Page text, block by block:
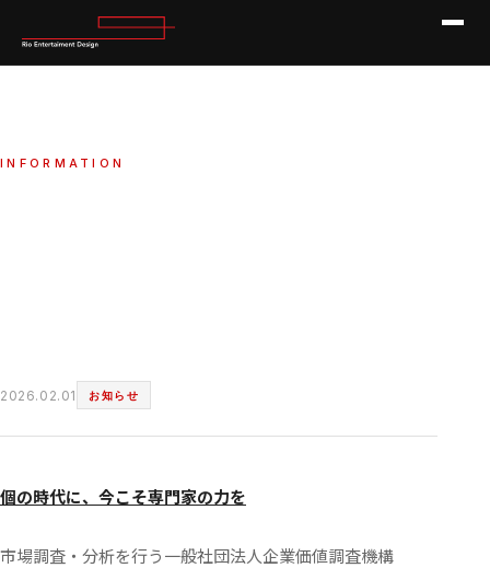
INFORMATION
2026.02.01 お知らせ
個の時代に、今こそ専門家の力を
市場調査・分析を行う一般社団法人企業価値調査機構